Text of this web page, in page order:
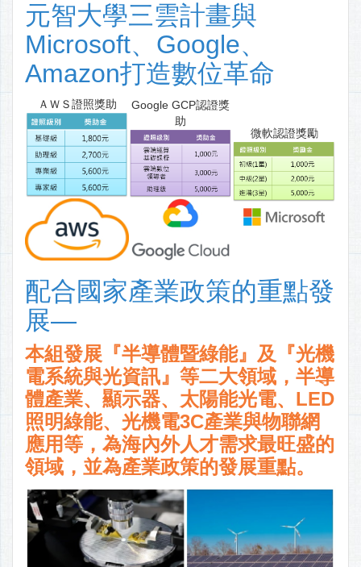
元智大學三雲計畫與
Microsoft、Google、
Amazon打造數位革命
ＡＷＳ證照獎助
Google GCP認證獎
助
微軟認證獎勵
配合國家產業政策的重點發
展—
本組發展『半導體暨綠能』及『光機
電系統與光資訊』等二大領域，半導
體產業、顯示器、太陽能光電、LED
照明綠能、光機電3C產業與物聯網
應用等，為海內外人才需求最旺盛的
領域，並為產業政策的發展重點。